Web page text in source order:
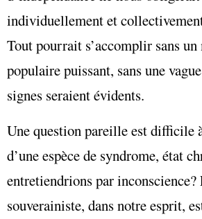
individuellement et
Tout pourrait s’accomplir sans
populaire puissant, sans une
signes seraient évidents.
Une question pareille est difficile
d’une espèce de syndrome, état
entretiendrions par
souverainiste, dans notre esprit,